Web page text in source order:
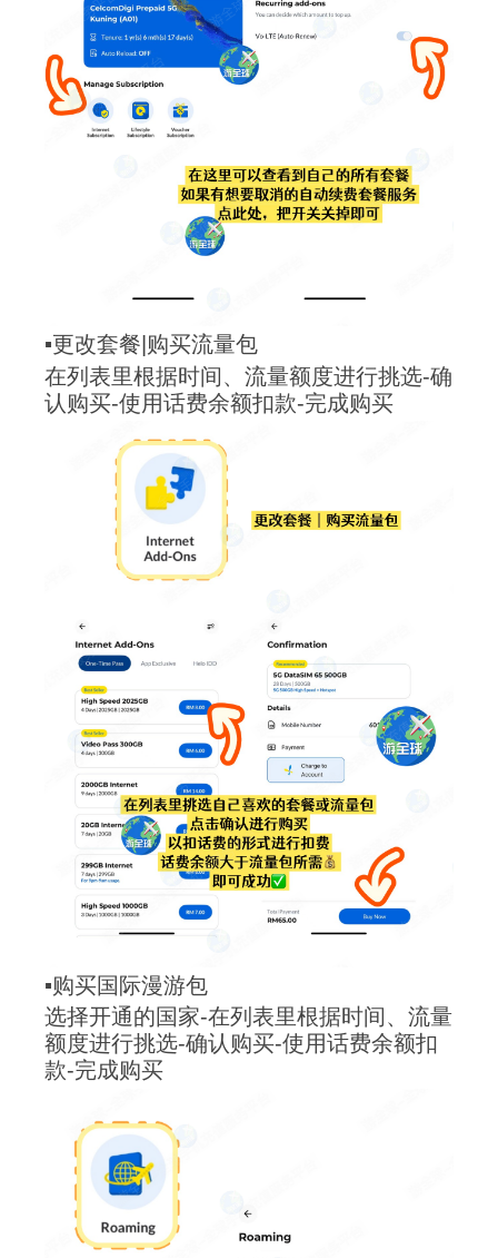
▪️更改套餐|购买流量包
在列表里根据时间、流量额度进行挑选-确
认购买-使用话费余额扣款-完成购买
▪️购买国际漫游包
选择开通的国家-在列表里根据时间、流量
额度进行挑选-确认购买-使用话费余额扣
款-完成购买